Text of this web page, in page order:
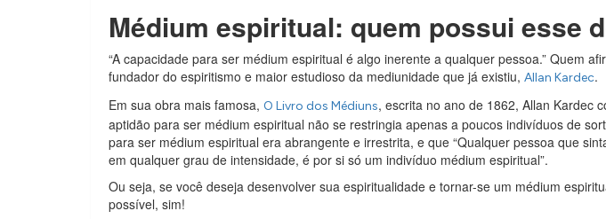
Médium espiritual: quem possui esse
“A capacidade para ser médium espiritual é algo inerente a qualquer pessoa.” Quem
fundador do espiritismo e maior estudioso da mediunidade que já existiu, Allan Kardec.
Em sua obra mais famosa, O Livro dos Médiuns, escrita no ano de 1862, Allan Kardec
aptidão para ser médium espiritual não se restringia apenas a poucos indivíduos de
para ser médium espiritual era abrangente e irrestrita, e que “Qualquer pessoa que
em qualquer grau de intensidade, é por si só um indivíduo médium espiritual”.
Ou seja, se você deseja desenvolver sua espiritualidade e tornar-se um médium
possível, sim!